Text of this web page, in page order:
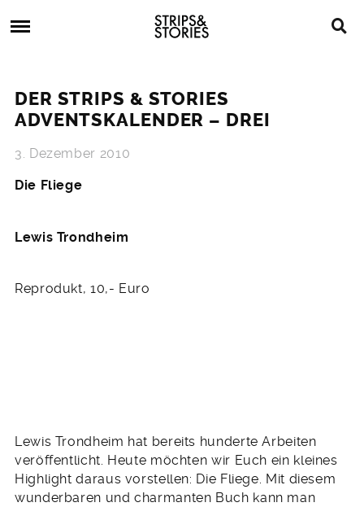
to
Strips
&
Stories
Comics,
Bücher
DER STRIPS & STORIES
ADVENTSKALENDER – DREI
3. Dezember 2010
Die Fliege
Lewis Trondheim
Reprodukt, 10,- Euro
Lewis Trondheim hat bereits hunderte Arbeiten
veröffentlicht. Heute möchten wir Euch ein kleines
Highlight daraus vorstellen: Die Fliege. Mit diesem
wunderbaren und charmanten Buch kann man